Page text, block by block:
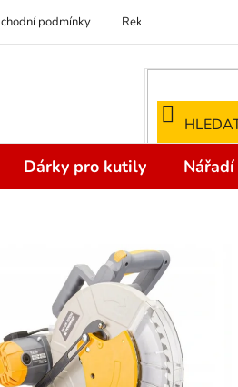
podmínky Reklamace
Dárky pro kutily Nářadí